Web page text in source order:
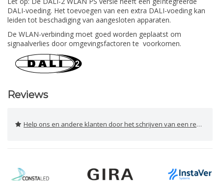
DALI-voeding. Het toevoegen van een extra DALI-voeding kan
leiden tot beschadiging van aangesloten apparaten.
De WLAN-verbinding moet goed worden geplaatst om
signaalverlies door omgevingsfactoren te voorkomen.
Reviews
Help ons en andere klanten door het schrijven van een review